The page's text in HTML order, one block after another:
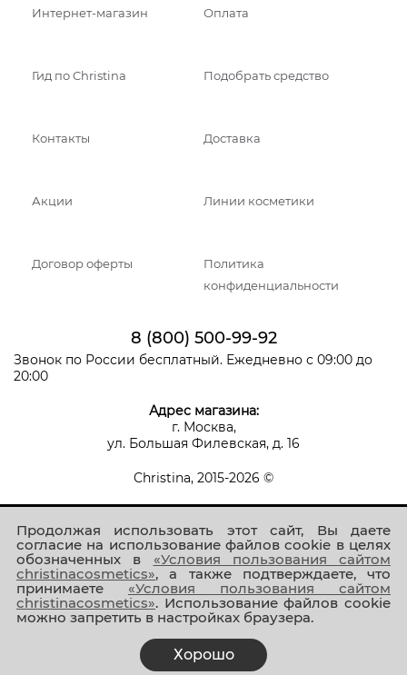
Продолжая использовать этот сайт, Вы даете
согласие на использование файлов cookie в целях
обозначенных в «Условия пользования сайтом
christinacosmetics», а также подтверждаете, что
принимаете «Условия пользования сайтом
christinacosmetics». Использование файлов cookie
можно запретить в настройках браузера.
Хорошо
Интернет-магазин Оплата
Гид по Christina Подобрать средство
Контакты Доставка
Акции Линии косметики
Договор оферты
Политика
конфиденциальности
8 (800) 500-99-92
Звонок по России бесплатный. Ежедневно с 09:00 до
20:00
Адрес магазина:
г. Москва,
ул. Большая Филевская, д. 16
Christina, 2015-2026 ©
Присоединяйтесь к нам!